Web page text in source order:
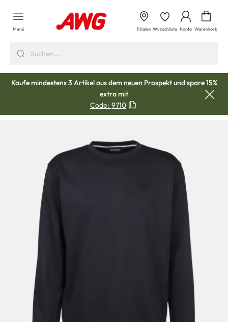
springen
Menü Filialen Wunschliste Konto Warenkorb
Kaufe mindestens 3 Artikel aus demneuen Prospektund spare 15%
extra mit
Code: 9710